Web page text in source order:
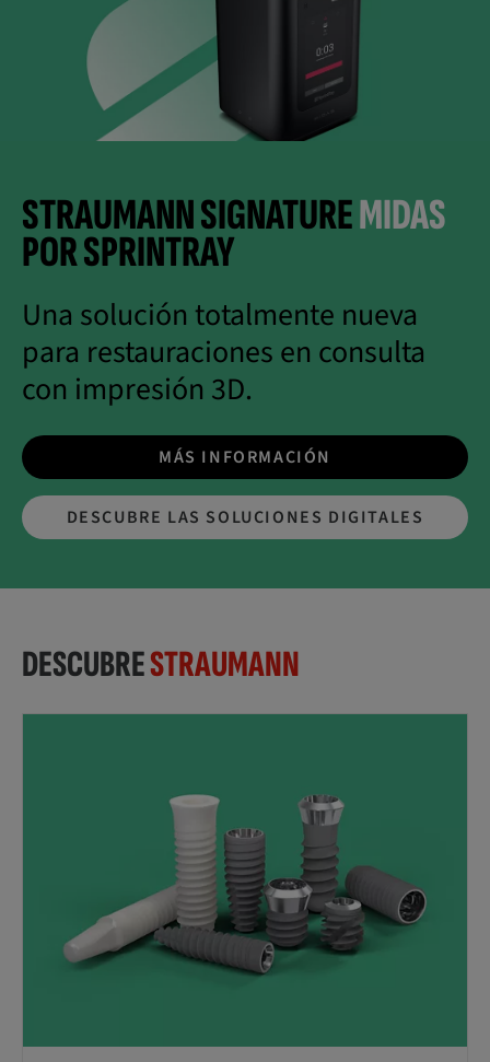
STRAUMANN SIGNATUREMIDAS
POR SPRINTRAY
Una solución totalmente nueva
para restauraciones en consulta
con impresión 3D.
MÁS INFORMACIÓN
DESCUBRE LAS SOLUCIONES DIGITALES
DESCUBRESTRAUMANN